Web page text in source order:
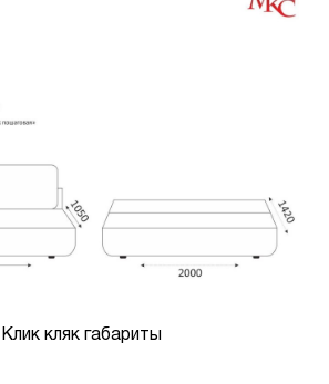
Клик кляк габариты